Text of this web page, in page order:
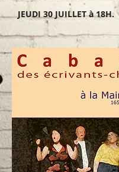
JEUDI 30 JUILLET à 18H.